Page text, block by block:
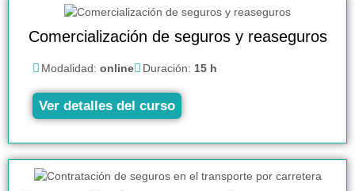
Comercialización de seguros y reaseguros
Modalidad: online Duración: 15 h
Ver detalles del curso